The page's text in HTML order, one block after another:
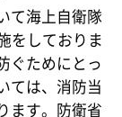
て海上自衛隊
をしておりま
ぐためにとっ
ては、消防当
ます。防衛省